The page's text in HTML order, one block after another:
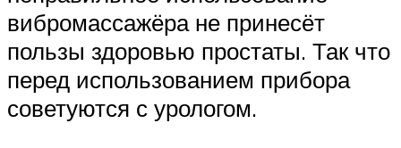
вибромассажёра не принесёт
пользы здоровью простаты. Так что
перед использованием прибора
советуются с урологом.